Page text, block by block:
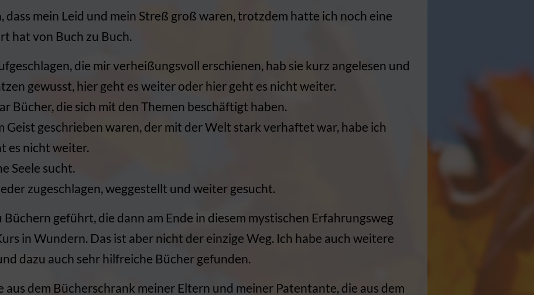
dass mein Leid und mein Streß groß waren, trotzdem hatte ich noch eine
hat von Buch zu Buch.
die mir verheißungsvoll erschienen, hab sie kurz angelesen und
gewusst, hier geht es weiter oder hier geht es nicht weiter.
Bücher, die sich mit den Themen beschäftigt haben.
Geist geschrieben waren, der mit der Welt stark verhaftet war, habe ich
es nicht weiter.
Seele sucht.
zugeschlagen, weggestellt und weiter gesucht.
Büchern geführt, die dann am Ende in diesem mystischen Erfahrungsweg
in Wundern. Das ist aber nicht der einzige Weg. Ich habe auch weitere
dazu auch sehr hilfreiche Bücher gefunden.
aus dem Bücherschrank meiner Eltern und meiner Patentante, die aus dem